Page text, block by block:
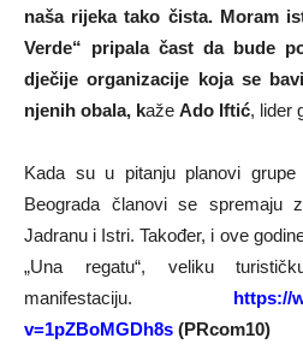
naša rijeka tako čista. Moram
Verde“ pripala čast da bude
dječije organizacije koja se
njenih obala, kaže Ado Iftić, lider
Kada su u pitanju planovi
Beograda članovi se spremaju
Jadranu i Istri. Također, i ove
„Una regatu“, veliku
manifestaciju. https://
v=1pZBoMGDh8s (PRcom10)